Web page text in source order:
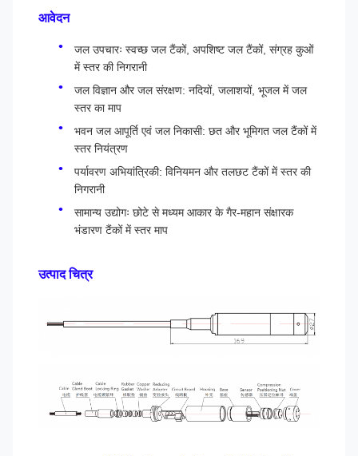
आवेदन
जल उपचारः स्वच्छ जल टैंकों, अपशिष्ट जल टैंकों, संग्रह कुओं
में स्तर की निगरानी
जल विज्ञान और जल संरक्षण: नदियों, जलाशयों, भूजल में जल
स्तर का माप
भवन जल आपूर्ति एवं जल निकासी: छत और भूमिगत जल टैंकों में
स्तर नियंत्रण
पर्यावरण अभियांत्रिकी: विनियमन और तलछट टैंकों में स्तर की
निगरानी
सामान्य उद्योगः छोटे से मध्यम आकार के गैर-महान संक्षारक
भंडारण टैंकों में स्तर माप
उत्पाद चित्र